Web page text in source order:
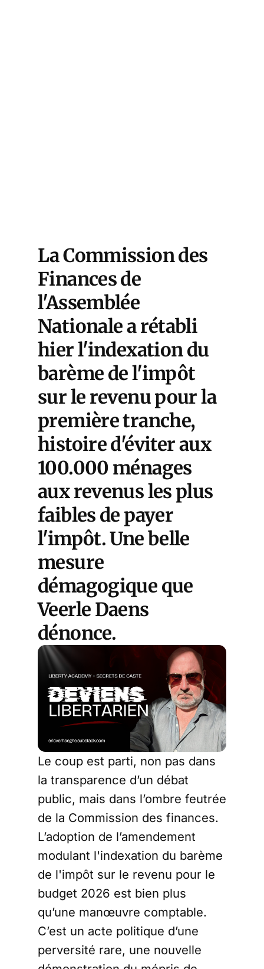
La Commission des
Finances de
l'Assemblée
Nationale a rétabli
hier l'indexation du
barème de l'impôt
sur le revenu pour la
première tranche,
histoire d'éviter aux
100.000 ménages
aux revenus les plus
faibles de payer
l'impôt. Une belle
mesure
démagogique que
Veerle Daens
dénonce.
Le coup est parti, non pas dans
la transparence d’un débat
public, mais dans l’ombre feutrée
de la Commission des finances.
L’adoption de l’amendement
modulant l'indexation du barème
de l'impôt sur le revenu pour le
budget 2026 est bien plus
qu’une manœuvre comptable.
C’est un acte politique d’une
perversité rare, une nouvelle